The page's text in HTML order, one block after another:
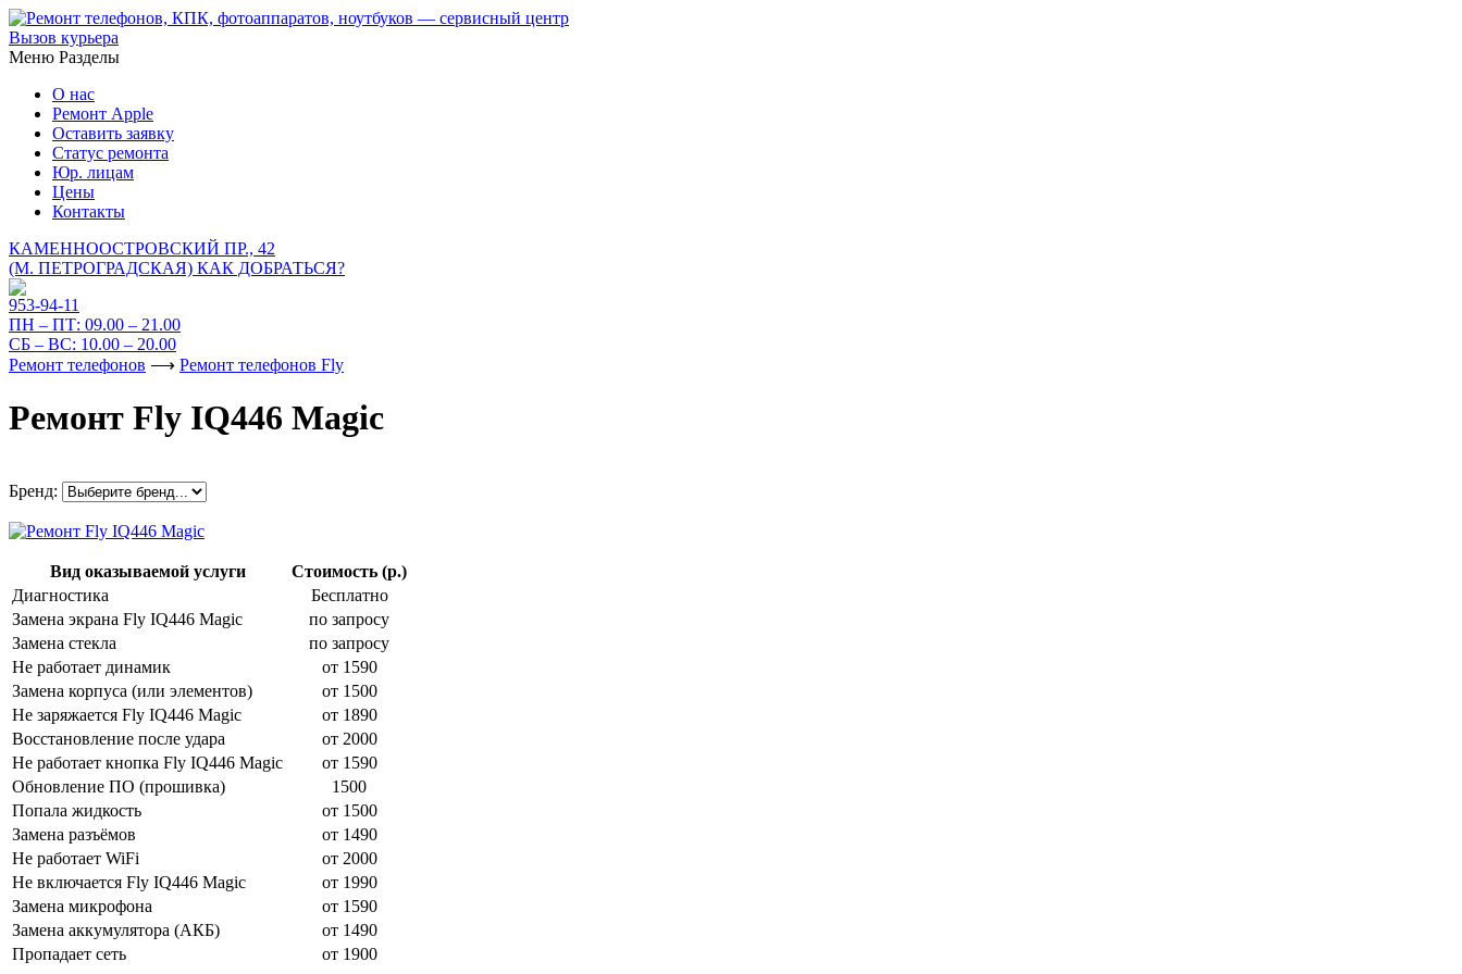
Вызов курьера
Меню Разделы
О нас
Ремонт Apple
Оставить заявку
Статус ремонта
Юр. лицам
Цены
Контакты
КАМЕННООСТРОВСКИЙ ПР., 42
(М. ПЕТРОГРАДСКАЯ) КАК ДОБРАТЬСЯ?
953-94-11
ПН – ПТ: 09.00 – 21.00
СБ – ВС: 10.00 – 20.00
Ремонт телефонов ⟶ Ремонт телефонов Fly
Ремонт Fly IQ446 Magic
Бренд:
Вид оказываемой услуги
Стоимость (р.)
Диагностика
Бесплатно
Замена экрана Fly IQ446 Magic
по запросу
Замена стекла
по запросу
Не работает динамик
от 1590
Замена корпуса (или элементов)
от 1500
Не заряжается Fly IQ446 Magic
от 1890
Восстановление после удара
от 2000
Не работает кнопка Fly IQ446 Magic
от 1590
Обновление ПО (прошивка)
1500
Попала жидкость
от 1500
Замена разъёмов
от 1490
Не работает WiFi
от 2000
Не включается Fly IQ446 Magic
от 1990
Замена микрофона
от 1590
Замена аккумулятора (АКБ)
от 1490
Пропадает сеть
от 1900